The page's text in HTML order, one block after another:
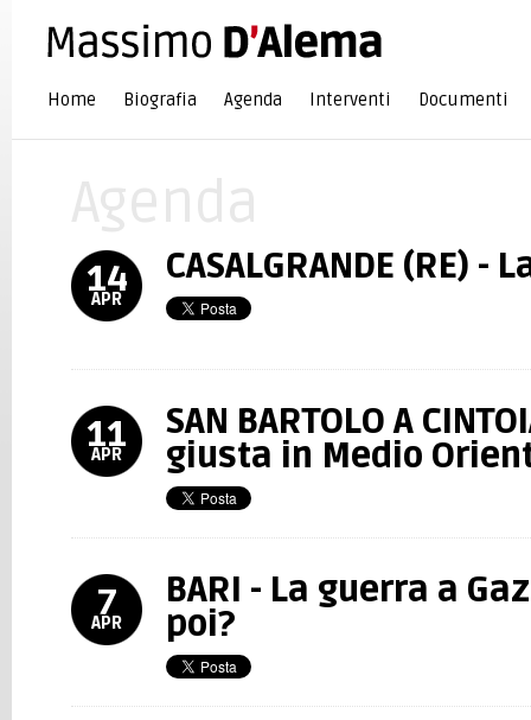
Home Biografia Agenda Interventi Documenti
14
APR
CASALGRANDE (RE) -
11
APR
SAN BARTOLO A
giusta in Medio
7
APR
BARI - La guerra a
poi?